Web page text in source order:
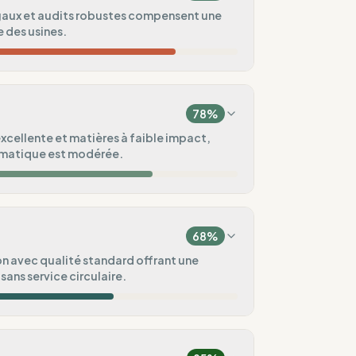
et audits robustes compensent une
usines.
78%
et matières à faible impact,
est modérée.
68%
avec qualité standard offrant une
service circulaire.
commande)